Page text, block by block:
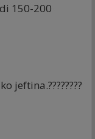
150-200
jeftina.????????